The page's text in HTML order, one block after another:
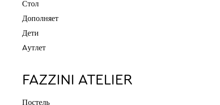
Стол
Дополняет
Дети
Aутлет
FAZZINI ATELIER
Постель